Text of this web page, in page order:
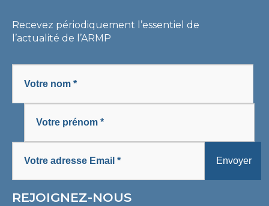
Recevez périodiquement l’essentiel de
l’actualité de l’ARMP
REJOIGNEZ-NOUS